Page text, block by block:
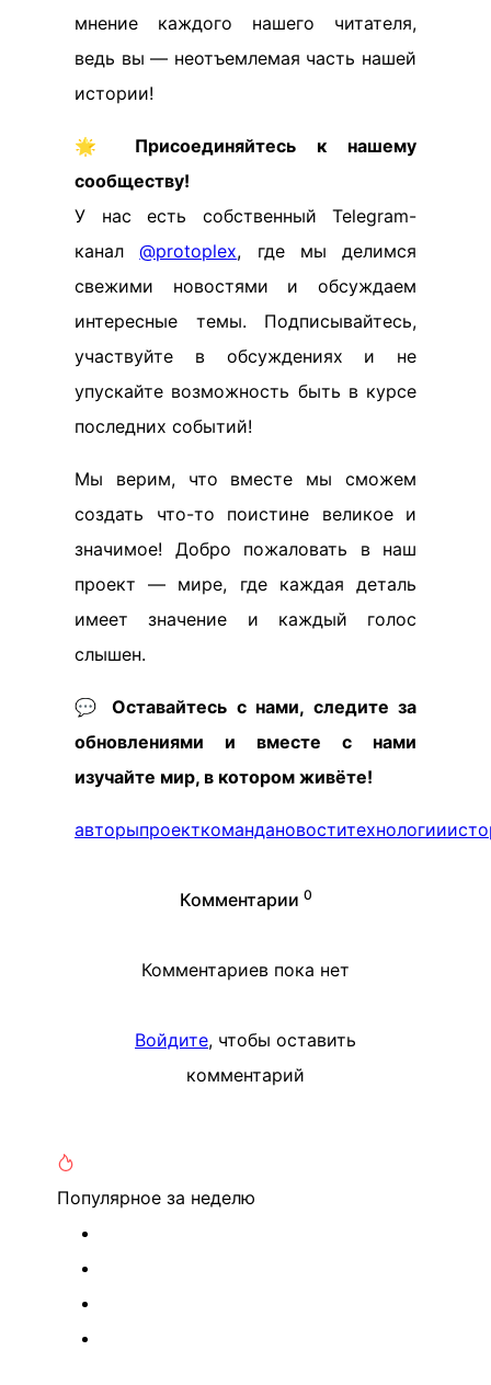
мнение каждого нашего читателя,
ведь вы — неотъемлемая часть нашей
истории!
🌟 Присоединяйтесь к нашему
сообществу!
У нас есть собственный Telegram-
канал@protoplex, где мы делимся
свежими новостями и обсуждаем
интересные темы. Подписывайтесь,
участвуйте в обсуждениях и не
упускайте возможность быть в курсе
последних событий!
Мы верим, что вместе мы сможем
создать что-то поистине великое и
значимое! Добро пожаловать в наш
проект — мире, где каждая деталь
имеет значение и каждый голос
слышен.
💬 Оставайтесь с нами, следите за
обновлениями и вместе с нами
изучайте мир, в котором живёте!
авторыпроекткомандановоститехнологии
Комментарии 0
Комментариев пока нет
Войдите, чтобы оставить
комментарий
Популярное за неделю